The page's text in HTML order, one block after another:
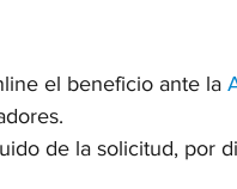
el beneficio ante la
de la solicitud, por